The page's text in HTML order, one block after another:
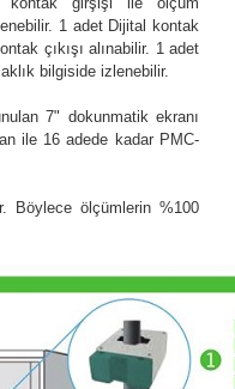
1 adet Dijital kontak
çıkışı alınabilir. 1 adet
bilgiside izlenebilir.
7" dokunmatik ekranı
ile 16 adede kadar PMC-
Böylece ölçümlerin %100